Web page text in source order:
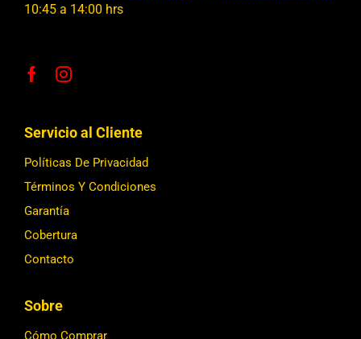
10:45 a 14:00 hrs
Servicio al Cliente
Políticas De Privacidad
Términos Y Condiciones
Garantía
Cobertura
Contacto
Sobre
Cómo Comprar